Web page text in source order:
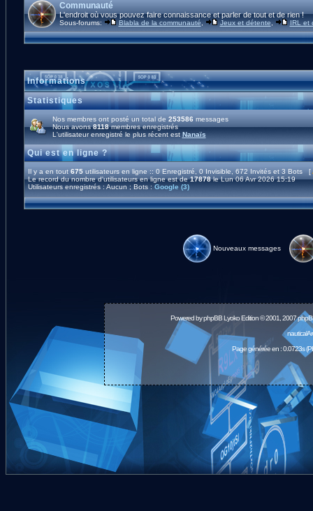
Communauté
L'endroit où vous pouvez faire connaissance et parler de tout et de rien !
Sous-forums: Blabla de la communauté, Jeux et détente, IRL et
Informations
Statistiques
Nos membres ont posté un total de 253586 messages
Nous avons8118membres enregistrés
L'utilisateur enregistré le plus récent est Nanaïs
Qui est en ligne ?
Il y a en tout 675utilisateurs en ligne :: 0 Enregistré, 0 Invisible, 672 Invités et 3 Bots [
Le record du nombre d'utilisateurs en ligne est de17878le Lun 06 Avr 2026 15:19
Utilisateurs enregistrés : Aucun ; Bots : Google (3)
Nouveaux messages
Powered byphpBBLyoko Edition © 2001, 2007
Page générée en : 0.0723s